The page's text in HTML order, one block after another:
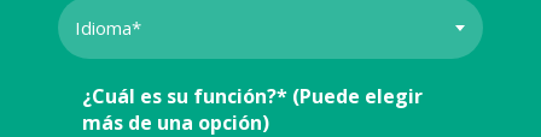
¿Cuál es su función?* (Puede elegir
más de una opción)